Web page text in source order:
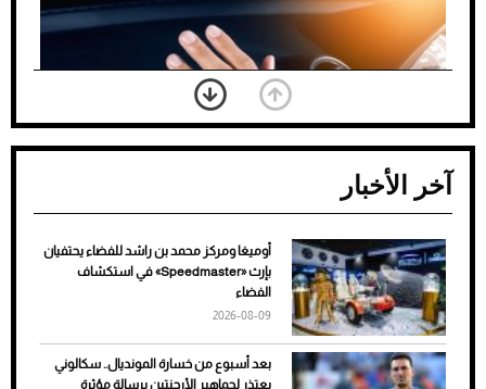
ضعف تبريد مكيف السيارة عند الوقوف.. أشهر
الأسباب والحلول
آخر الأخبار
أوميغا ومركز محمد بن راشد للفضاء يحتفيان
بإرث «Speedmaster» في استكشاف
الفضاء
2026-08-09
بعد أسبوع من خسارة المونديال.. سكالوني
يعتذر لجماهير الأرجنتين برسالة مؤثرة